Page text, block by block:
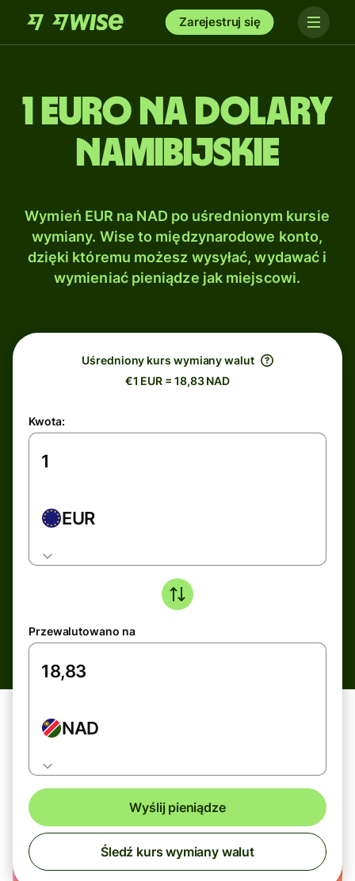
Zarejestruj się
1 Euro na Dolary
namibijskie
Wymień EUR na NAD po uśrednionym kursie
wymiany. Wise to międzynarodowe konto,
dzięki któremu możesz wysyłać, wydawać i
wymieniać pieniądze jak miejscowi.
Uśredniony kurs wymiany walut
€1 EUR = 18,83 NAD
Kwota:
EUR
Przewalutowano na
NAD
Wyślij pieniądze
Śledź kurs wymiany walut